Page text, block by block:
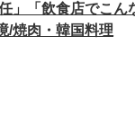
」「飲食店でこ
/焼肉・韓国料理